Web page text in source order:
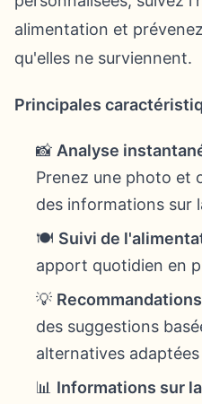
alimentation et
qu'elles ne surviennent.
Principales
📸 Analyse
Prenez une photo et
des informations sur
🍽️ Suivi de
apport quotidien en
💡
des suggestions
alternatives
📊 Informations sur